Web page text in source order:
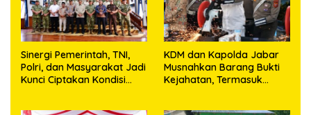
Sinergi Pemerintah, TNI,
Polri, dan Masyarakat Jadi
Kunci Ciptakan Kondisi
KDM dan Kapolda Jabar
Musnahkan Barang Bukti
Kejahatan, Termasuk